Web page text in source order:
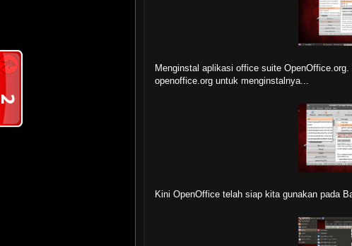
Menginstal aplikasi office suite
openoffice.org untuk menginstalnya...
Kini OpenOffice telah siap kita gunakan pada